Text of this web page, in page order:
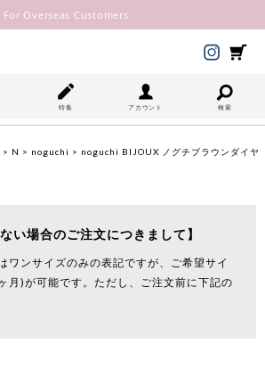
For Overseas Customers
特集 アカウント 検索
> N > noguchi > noguchi BIJOUX ノグチブラウンダイヤ
い場合のご注文につきまして】
ワンサイズのみの表記ですが、ご希望サイ
月)が可能です。ただし、ご注文前に下記の